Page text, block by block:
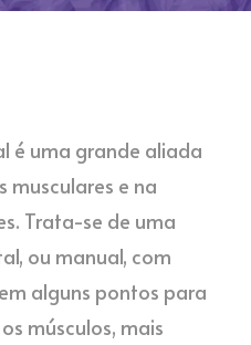
é uma grande aliada
musculares e na
Trata-se de uma
ou manual, com
alguns pontos para
músculos, mais